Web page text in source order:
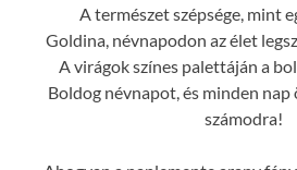
A természet szépsége, mint
Goldina, névnapodon az élet
A virágok színes palettáján a
Boldog névnapot, és minden
számodra!